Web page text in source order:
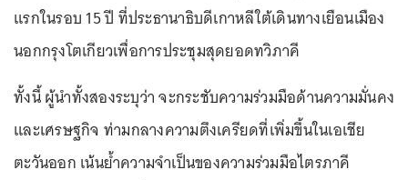
แรกในรอบ 15 ปี ที่ประธานาธิบดีเกาหลีใต้เดินทางเยือนเมือง
นอกกรุงโตเกียวเพื่อการประชุมสุดยอดทวิภาคี
ทั้งนี้ ผู้นำทั้งสองระบุว่า จะกระชับความร่วมมือด้านความมั่นคง
และเศรษฐกิจ ท่ามกลางความตึงเครียดที่เพิ่มขึ้นในเอเชีย
ตะวันออก เน้นย้ำความจำเป็นของความร่วมมือไตรภาคี